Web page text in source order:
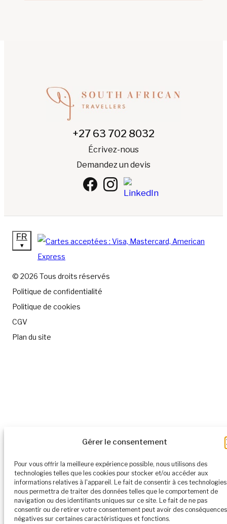
Gérer le consentement
Pour vous offrir la meilleure expérience possible, nous utilisons des
technologies telles que les cookies pour stocker et/ou accéder aux
informations relatives à l'appareil. Le fait de consentir à ces technologies
nous permettra de traiter des données telles que le comportement de
navigation ou des identifiants uniques sur ce site. Le fait de ne pas
consentir ou de retirer votre consentement peut avoir des conséquences
négatives sur certaines caractéristiques et fonctions.
+27 63 702 8032
Écrivez-nous
Demandez un devis
© 2026 Tous droits réservés
Politique de confidentialité
Politique de cookies
CGV
Plan du site
FR
▾